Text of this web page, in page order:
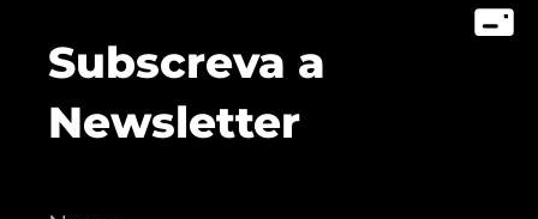
Subscreva a
Newsletter